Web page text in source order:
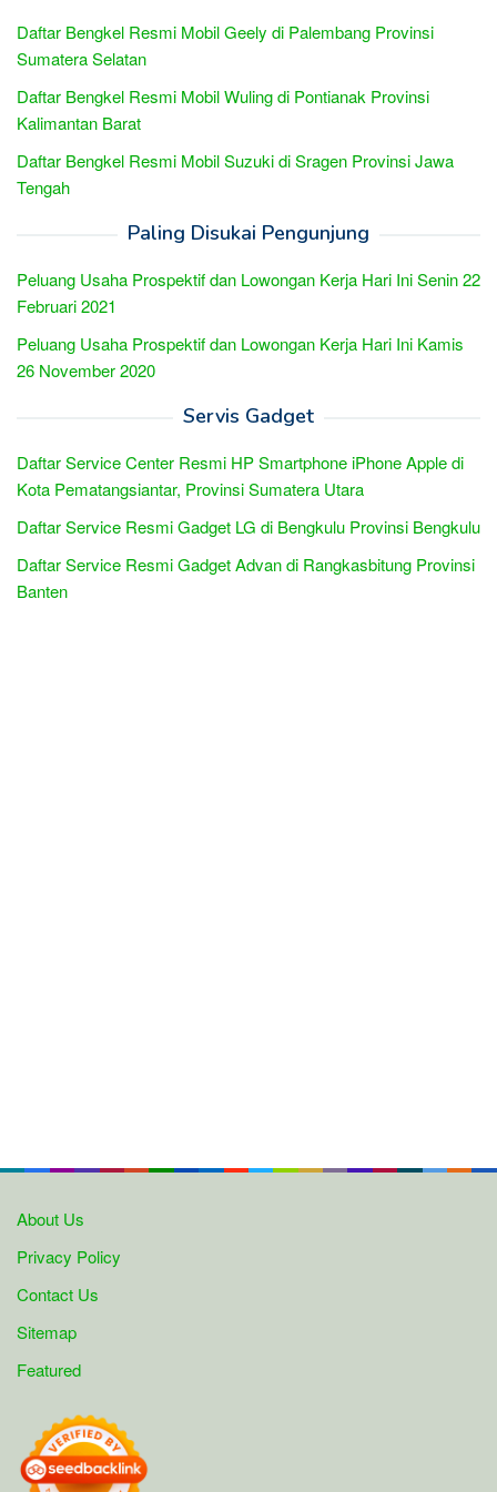
Daftar Bengkel Resmi Mobil Geely di Palembang Provinsi
Sumatera Selatan
Daftar Bengkel Resmi Mobil Wuling di Pontianak Provinsi
Kalimantan Barat
Daftar Bengkel Resmi Mobil Suzuki di Sragen Provinsi Jawa
Tengah
Paling Disukai Pengunjung
Peluang Usaha Prospektif dan Lowongan Kerja Hari Ini Senin 22
Februari 2021
Peluang Usaha Prospektif dan Lowongan Kerja Hari Ini Kamis
26 November 2020
Servis Gadget
Daftar Service Center Resmi HP Smartphone iPhone Apple di
Kota Pematangsiantar, Provinsi Sumatera Utara
Daftar Service Resmi Gadget LG di Bengkulu Provinsi Bengkulu
Daftar Service Resmi Gadget Advan di Rangkasbitung Provinsi
Banten
About Us
Privacy Policy
Contact Us
Sitemap
Featured